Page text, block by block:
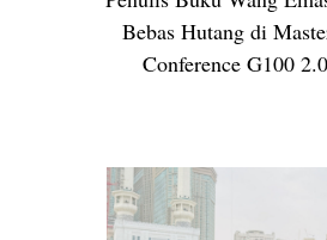
Bebas Hutang di
Conference G100